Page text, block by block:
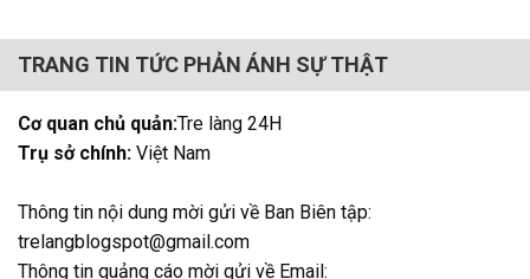
TRANG TIN TỨC PHẢN ÁNH SỰ THẬT
Cơ quan chủ quản:Tre làng 24H
Trụ sở chính: Việt Nam
Thông tin nội dung mời gửi về Ban Biên tập:
trelangblogspot@gmail.com
Thông tin quảng cáo mời gửi về Email: